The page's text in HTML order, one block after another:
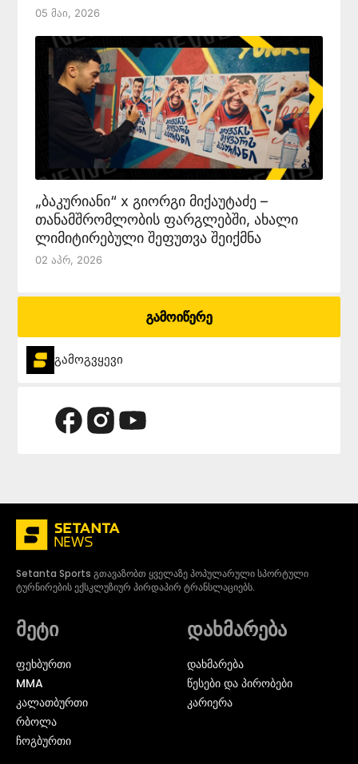
05 Მაი, 2026
„ბაკურიანი“ x გიორგი მიქაუტაძე –
თანამშრომლობის ფარგლებში, ახალი
ლიმიტირებული შეფუთვა შეიქმნა
02 Აპრ, 2026
გამოიწერე
გამოგვყევი
Setanta Sports გთავაზობთ ყველაზე პოპულარული სპორტული
ტურნირების ექსკლუზიურ პირდაპირ ტრანსლაციებს.
მეტი
ᲤᲔᲮᲑᲣᲠᲗᲘ
MMA
ᲙᲐᲚᲐᲗᲑᲣᲠᲗᲘ
ᲠᲑᲝᲚᲐ
ᲩᲝᲒᲑᲣᲠᲗᲘ
დახმარება
დახმარება
წესები და პირობები
კარიერა